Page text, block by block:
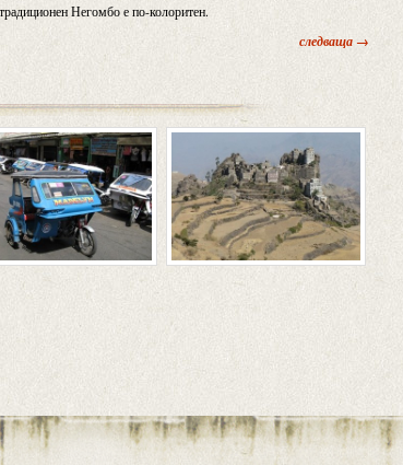
Негомбо е по-колоритен.
следваща →